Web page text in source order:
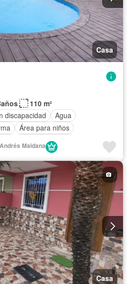
Casa
110 m²
discapacidad
Agua
Área para niños
Cancha de tenis
Estacionamiento
Jardín Patio
Conserje
amoblado
Maidana
Casa